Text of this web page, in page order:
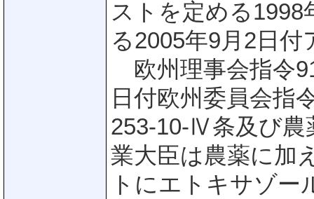
ストを定める
る2005年9月2日
欧州理事会指令
日付欧州委員会指
253-10-Ⅳ条及び農
業大臣は農薬に加
トにエトキサゾ